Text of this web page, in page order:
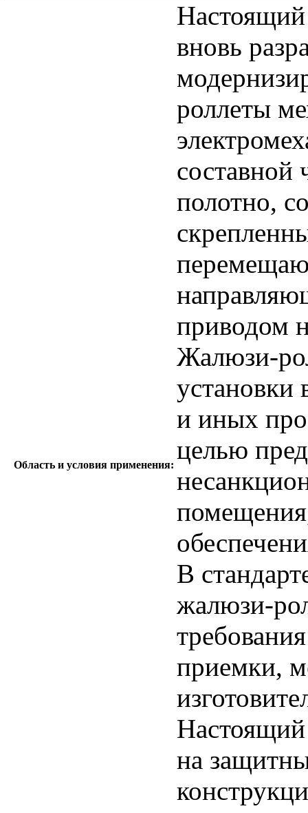
Область и условия применения:
Настоящий
вновь
роллеты
составной
полотно,
приводом
Жалюзи-
и иных
целью
В
жалюзи-
приемки,
Настоящий
на